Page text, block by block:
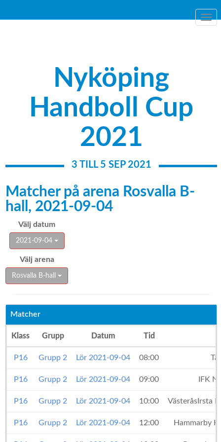
Nyköping
Handboll Cup
2021
3 TILL 5 SEP 2021
Matcher på arena Rosvalla B-
hall, 2021-09-04
Välj datum
2021-09-04
Välj arena
Rosvalla B-hall
Matcher
Klass Grupp Datum Tid
P16 Grupp 2 Lör 2021-09-04 08:00
P16 Grupp 2 Lör 2021-09-04 09:00 IFK
P16 Grupp 2 Lör 2021-09-04 10:00 VästeråsIrsta
P16 Grupp 2 Lör 2021-09-04 12:00 Hammarby